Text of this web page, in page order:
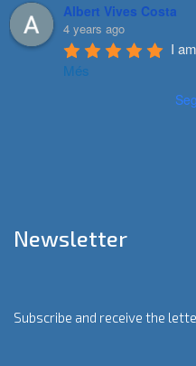
Albert Vives Costa
4 years ago
I
Més
Newsletter
Subscribe and receive the